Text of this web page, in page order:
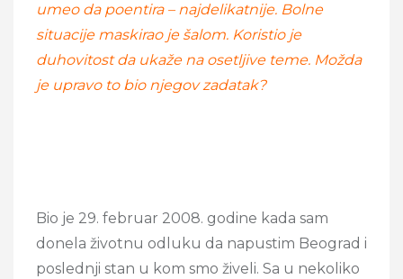
umeo da poentira – najdelikatnije. Bolne
situacije maskirao je šalom. Koristio je
duhovitost da ukaže na osetljive teme. Možda
je upravo to bio njegov zadatak?
Bio je 29. februar 2008. godine kada sam
donela životnu odluku da napustim Beograd i
poslednji stan u kom smo živeli. Sa u nekoliko